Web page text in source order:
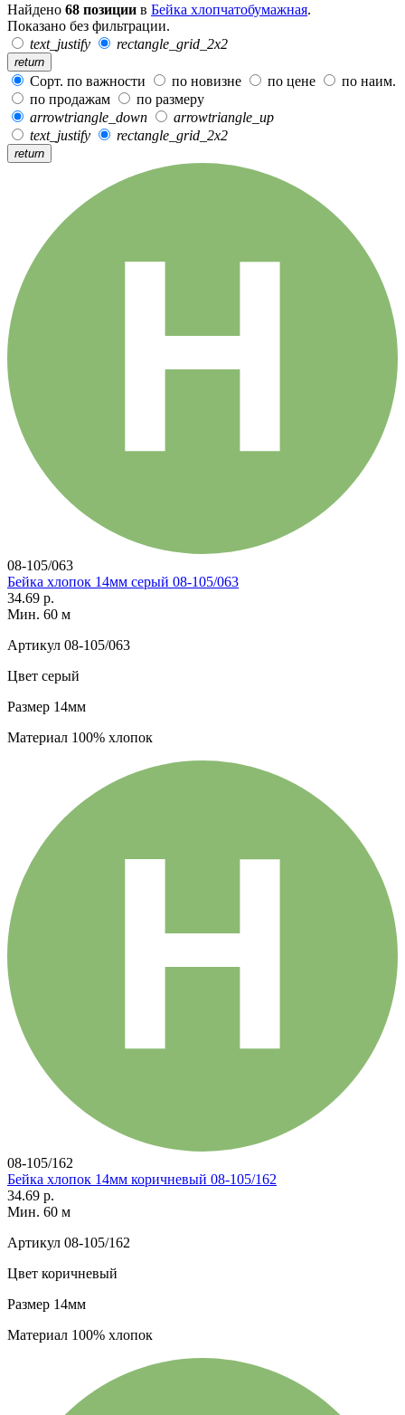
Найдено 68 позиции в Бейка хлопчатобумажная.
Показано без фильтрации.
text_justify
rectangle_grid_2x2
return
Сорт. по важности по новизне по цене
по наим.
по продажам
по размеру
arrowtriangle_down
arrowtriangle_up
text_justify
rectangle_grid_2x2
return
08-105/063
Бейка хлопок 14мм серый 08-105/063
34.69 р.
Мин. 60 м
Артикул 08-105/063
Цвет серый
Размер 14мм
Материал 100% хлопок
08-105/162
Бейка хлопок 14мм коричневый 08-105/162
34.69 р.
Мин. 60 м
Артикул 08-105/162
Цвет коричневый
Размер 14мм
Материал 100% хлопок